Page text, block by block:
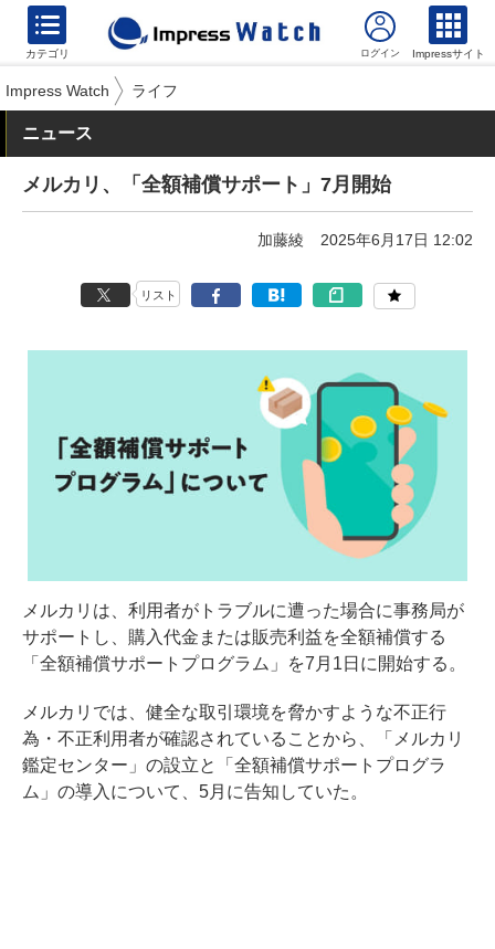
カテゴリ Impressサイト
Impress Watch ライフ
ニュース
メルカリ、「全額補償サポート」7月開始
加藤綾 2025年6月17日 12:02
リスト
メルカリは、利用者がトラブルに遭った場合に事務局が
サポートし、購入代金または販売利益を全額補償する
「全額補償サポートプログラム」を7月1日に開始する。
メルカリでは、健全な取引環境を脅かすような不正行
為・不正利用者が確認されていることから、「メルカリ
鑑定センター」の設立と「全額補償サポートプログラ
ム」の導入について、5月に告知していた。